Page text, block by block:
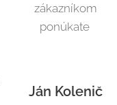
zákazníkom
ponúkate
Ján Kolenič